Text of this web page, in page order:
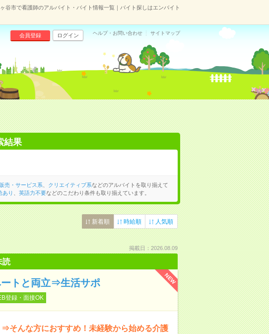
谷市で看護師のアルバイト・バイト情報一覧｜バイト探しはエンバイト
会員登録 ログイン ヘルプ・お問い合わせ サイトマップ
結果
売・サービス系 クリエイティブ系などのアルバイトを取り揃えて
あり 英語力不要などのこだわり条件も取り揃えています。
新着順 時給順 人気順
掲載日：2026.08.09
読
NEW
ートと両立⇒生活サポ
登録・面接OK
そんな方におすすめ！未経験から始める介護